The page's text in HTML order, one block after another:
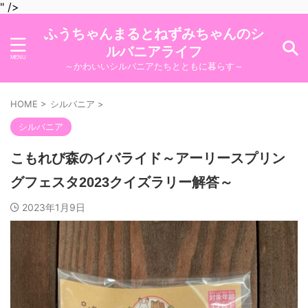
" />
ふうちゃんまるとねずみちゃんのシ
ルバニアライフ
～かわいいシルバニアたちとともに暮らす～
HOME > シルバニア >
シルバニア
こもれび森のイバライド～アーリースプリン
グフェスタ2023クイズラリー解答～
2023年1月9日